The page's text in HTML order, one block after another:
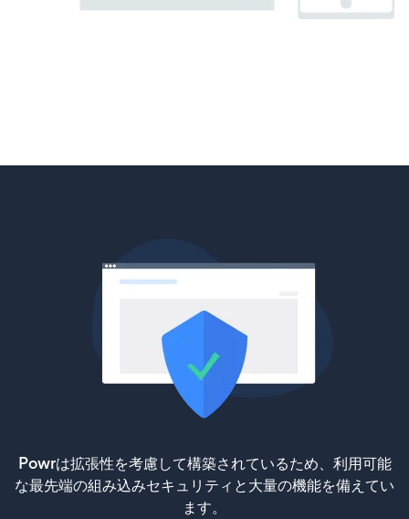
Powrは拡張性を考慮して構築されているため、利用可能
な最先端の組み込みセキュリティと大量の機能を備えてい
ます。